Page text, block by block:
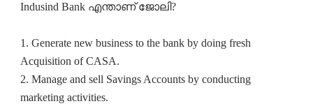
Indusind Bank എന്താണ് ജോലി?
1. Generate new business to the bank by doing fresh
Acquisition of CASA.
2. Manage and sell Savings Accounts by conducting
marketing activities.